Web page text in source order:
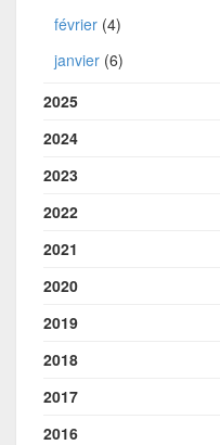
février (4)
janvier (6)
2025
2024
2023
2022
2021
2020
2019
2018
2017
2016